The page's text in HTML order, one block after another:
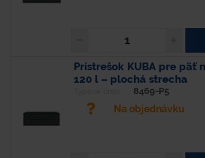
Prístrešok KUBA pre päť
120 l – plochá strecha
8469-P5
Na objednávku